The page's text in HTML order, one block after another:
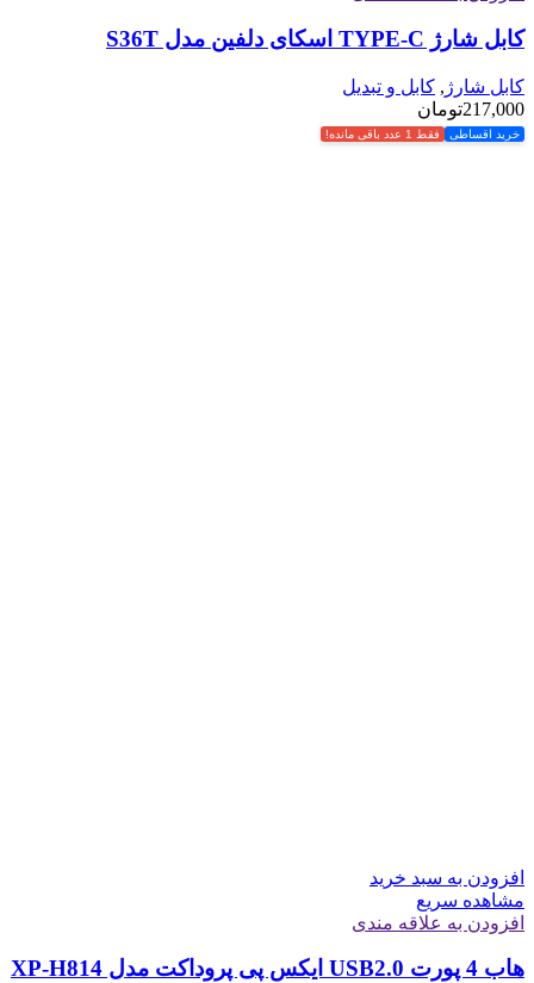
کابل شارژ TYPE-C اسکای دلفین مدل S36T
کابل شارژ , کابل و تبدیل
217,000تومان
خرید اقساطی فقط 1 عدد باقی مانده!
افزودن به سبد خرید
مشاهده سریع
افزودن به علاقه مندی
هاب 4 پورت USB2.0 ایکس پی پروداکت مدل XP-H814